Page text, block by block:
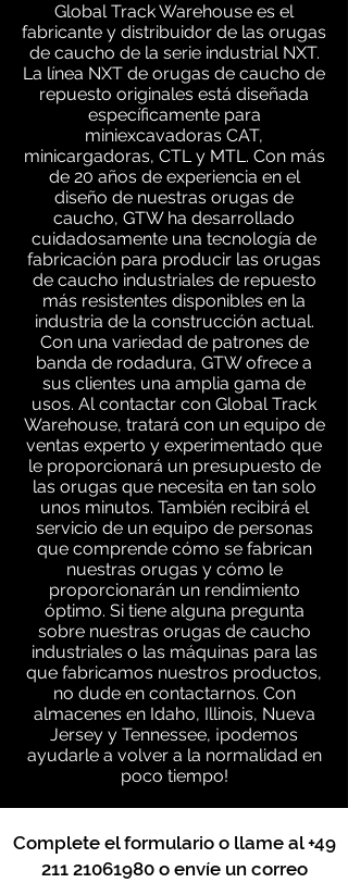
Global Track Warehouse es el
fabricante y distribuidor de las orugas
de caucho de la serie industrial NXT.
La línea NXT de orugas de caucho de
repuesto originales está diseñada
específicamente para
miniexcavadoras CAT,
minicargadoras, CTL y MTL. Con más
de 20 años de experiencia en el
diseño de nuestras orugas de
caucho, GTW ha desarrollado
cuidadosamente una tecnología de
fabricación para producir las orugas
de caucho industriales de repuesto
más resistentes disponibles en la
industria de la construcción actual.
Con una variedad de patrones de
banda de rodadura, GTW ofrece a
sus clientes una amplia gama de
usos. Al contactar con Global Track
Warehouse, tratará con un equipo de
ventas experto y experimentado que
le proporcionará un presupuesto de
las orugas que necesita en tan solo
unos minutos. También recibirá el
servicio de un equipo de personas
que comprende cómo se fabrican
nuestras orugas y cómo le
proporcionarán un rendimiento
óptimo. Si tiene alguna pregunta
sobre nuestras orugas de caucho
industriales o las máquinas para las
que fabricamos nuestros productos,
no dude en contactarnos. Con
almacenes en Idaho, Illinois, Nueva
Jersey y Tennessee, ¡podemos
ayudarle a volver a la normalidad en
poco tiempo!
Complete el formulario o llame al+49
211 21061980o envíe un correo